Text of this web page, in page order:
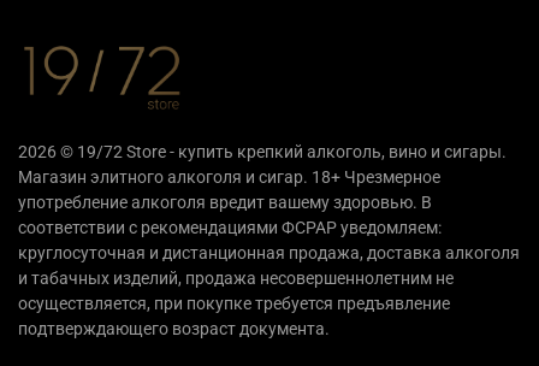
2026 © 19/72 Store - купить крепкий алкоголь, вино и сигары.
Магазин элитного алкоголя и сигар. 18+ Чрезмерное
употребление алкоголя вредит вашему здоровью. В
соответствии с рекомендациями ФСРАР уведомляем:
круглосуточная и дистанционная продажа, доставка алкоголя
и табачных изделий, продажа несовершеннолетним не
осуществляется, при покупке требуется предъявление
подтверждающего возраст документа.